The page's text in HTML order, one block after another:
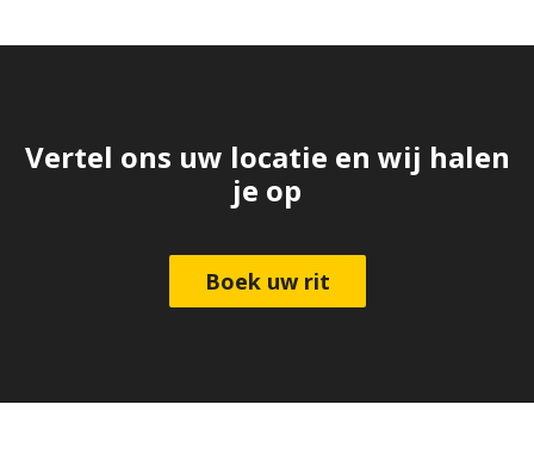
Vertel ons uw locatie en wij halen
je op
Boek uw rit